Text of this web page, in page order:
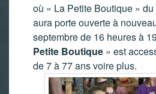
où « La Petite Boutique »
aura porte ouverte à
septembre de 16 heures à
Petite Boutique » est
de 7 à 77 ans voire plus.